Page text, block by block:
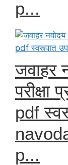
p...
जवाहर
परीक्षा
pdf
p...